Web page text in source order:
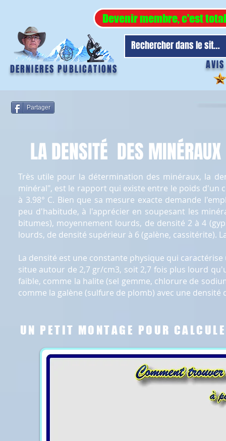
Devenir membre, c'est
DERNIERES PUBLICATIONS
LA DENSITÉ DES MINÉRAUX
Partager
Très utile pour la détermination des minéraux, la
minéral", est le rapport qui existe entre le poids
à 3.98° C. Bien que sa mesure exacte demande
peu d'habitude, à l'apprécier en soupesant les
bitumes), moyennement lourds, de densité 2 à 4
lourds, de densité supérieur à 6 (galène, cassitérite).
La densité est une constante physique qui
situe autour de 2,7 gr/cm3, soit 2,7 fois plus lourd
faible, comme la halite (sel gemme, chlorure de
comme la galène (sulfure de plomb) avec une densité
UN PETIT MONTAGE POUR